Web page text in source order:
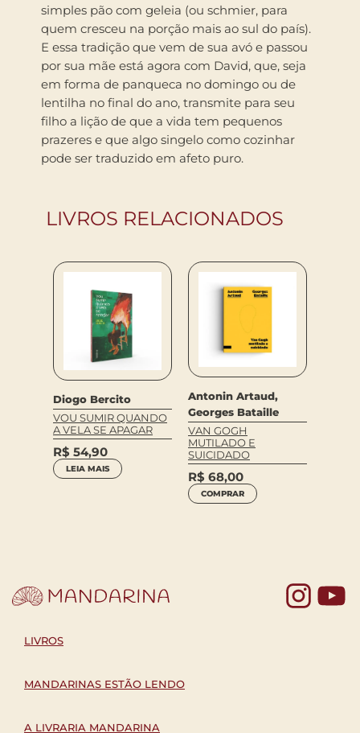
simples pão com geleia (ou schmier, para
quem cresceu na porção mais ao sul do país).
E essa tradição que vem de sua avó e passou
por sua mãe está agora com David, que, seja
em forma de panqueca no domingo ou de
lentilha no final do ano, transmite para seu
filho a lição de que a vida tem pequenos
prazeres e que algo singelo como cozinhar
pode ser traduzido em afeto puro.
LIVROS RELACIONADOS
Diogo Bercito
VOU SUMIR QUANDO
A VELA SE APAGAR
R$ 54,90
LEIA MAIS
Antonin Artaud,
Georges Bataille
VAN GOGH
MUTILADO E
SUICIDADO
R$ 68,00
COMPRAR
LIVROS
MANDARINAS ESTÃO LENDO
A LIVRARIA MANDARINA